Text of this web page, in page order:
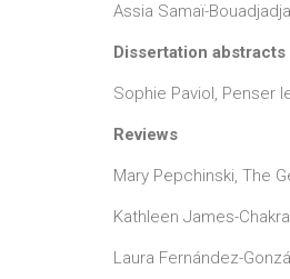
Assia Samaï-
Dissertation abstracts
Sophie Paviol, Penser
Reviews
Mary Pepchinski, The
Kathleen James-
Laura Fernández-